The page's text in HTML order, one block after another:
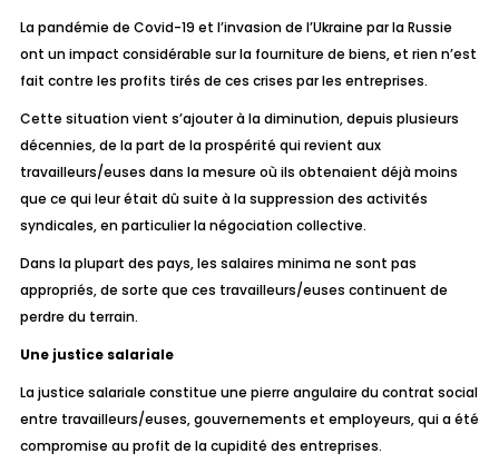
La pandémie de Covid-19 et l’invasion de l’Ukraine par la Russie
ont un impact considérable sur la fourniture de biens, et rien n’est
fait contre les profits tirés de ces crises par les entreprises.
Cette situation vient s’ajouter à la diminution, depuis plusieurs
décennies, de la part de la prospérité qui revient aux
travailleurs/euses dans la mesure où ils obtenaient déjà moins
que ce qui leur était dû suite à la suppression des activités
syndicales, en particulier la négociation collective.
Dans la plupart des pays, les salaires minima ne sont pas
appropriés, de sorte que ces travailleurs/euses continuent de
perdre du terrain.
Une justice salariale
La justice salariale constitue une pierre angulaire du contrat social
entre travailleurs/euses, gouvernements et employeurs, qui a été
compromise au profit de la cupidité des entreprises.